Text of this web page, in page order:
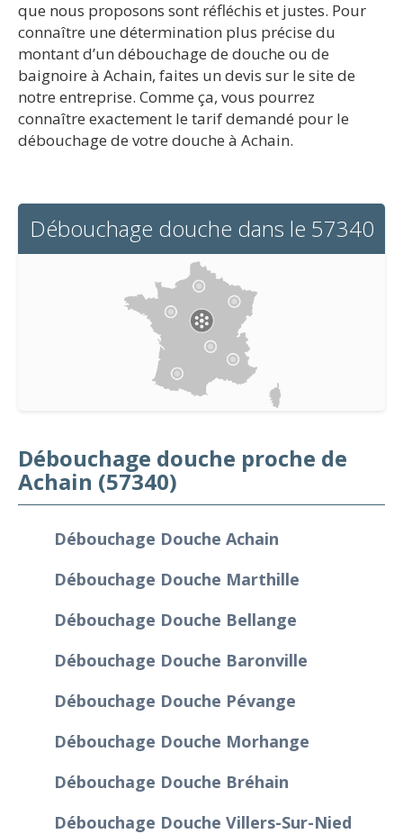
que nous proposons sont réfléchis et justes. Pour
connaître une détermination plus précise du
montant d’un débouchage de douche ou de
baignoire à Achain, faites un devis sur le site de
notre entreprise. Comme ça, vous pourrez
connaître exactement le tarif demandé pour le
débouchage de votre douche à Achain.
Débouchage douche dans le 57340
Débouchage douche proche de
Achain (57340)
Débouchage Douche Achain
Débouchage Douche Marthille
Débouchage Douche Bellange
Débouchage Douche Baronville
Débouchage Douche Pévange
Débouchage Douche Morhange
Débouchage Douche Bréhain
Débouchage Douche Villers-Sur-Nied